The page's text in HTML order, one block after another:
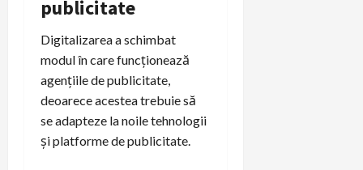
publicitate
Digitalizarea a schimbat
modul în care funcționează
agențiile de publicitate,
deoarece acestea trebuie să
se adapteze la noile tehnologii
și platforme de publicitate.